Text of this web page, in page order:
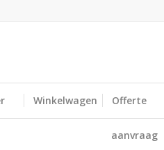
Winkelwagen Offerte
aanvraag